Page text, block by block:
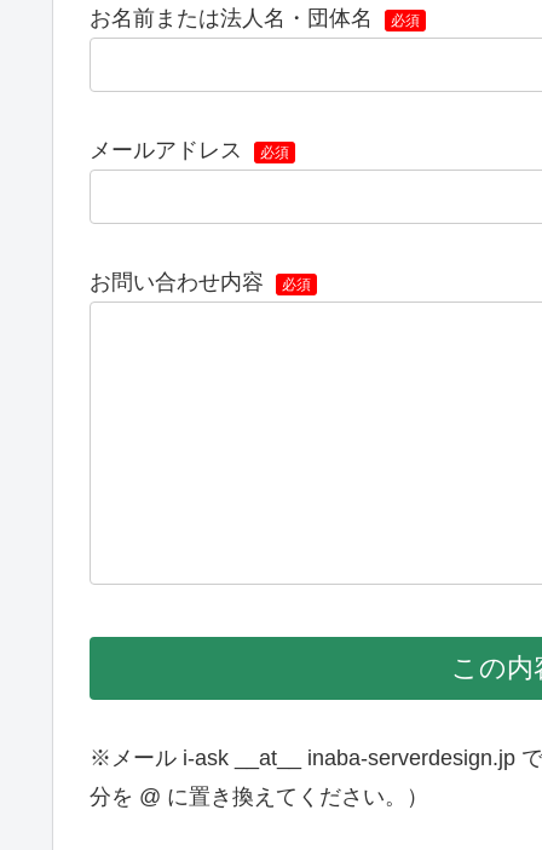
お名前または法人名・団体名 必須
メールアドレス 必須
お問い合わせ内容 必須
※メール i-ask __at__ inaba-serverdesign.jp
分を @ に置き換えてください。）